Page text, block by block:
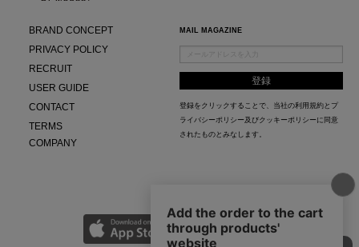
BRAND CONCEPT
PRIVACY POLICY
RECRUIT
USER GUIDE
CONTACT
TERMS
COMPANY
MAIL MAGAZINE
登録をクリックすることで、当社の利用規約と プ
ライバシーポリシー及びクッキーポリシー に同意
されたものとみなします。